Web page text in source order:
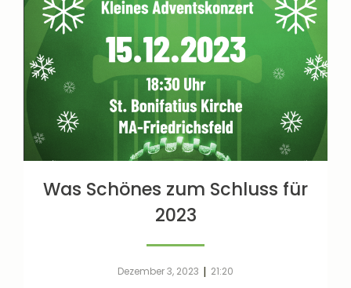
Was Schönes zum Schluss für
2023
Dezember 3, 2023 | 21:20